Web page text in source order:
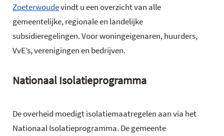
Zoeterwoudevindt u een overzicht van alle
gemeentelijke, regionale en landelijke
subsidieregelingen. Voor woningeigenaren, huurders,
VvE’s, verenigingen en bedrijven.
Nationaal Isolatieprogramma
De overheid moedigt isolatiemaatregelen aan via het
Nationaal Isolatieprogramma. De gemeente